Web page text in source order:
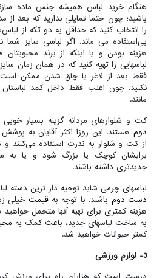
هنگام خرید لباس همیشه جنس ماده
باشید؛ چون حتما تمایلی ندارید که بعد
را انتخاب کنید که حداقل به دو تکه از
بی‌استفاده می ماند. اگر لباسی سایز
هزینه بودن و یا اینکه از برند
لباسهایی را تهیه کنید که در همان زمان
فقط بعد از لاغر یا چاق شدن ممکن است
نکنید. چون اغلب فقط داخل کمد
مانند.
کت و شلوارهای مردانه گزینه بسیار
دوم هستند. این روزا اکثر آقایان به
از کت و شلوار به ندرت استفاده می‌کنند
برایشان کوچک یا بزرگ شود و یا به
جدیدتری داشته باشند.
لباسهای چرمی شاید توجیه دار ترین دسته
دست دوم باشند. با توجه بهقیمت خیلی
هزینه کمتری برای تهیه آنها متحمل
به ساخت لباسهای جدید، باعث کمک به
کمتر حیوانات خواهید شد.
3- لوازم ورزشی